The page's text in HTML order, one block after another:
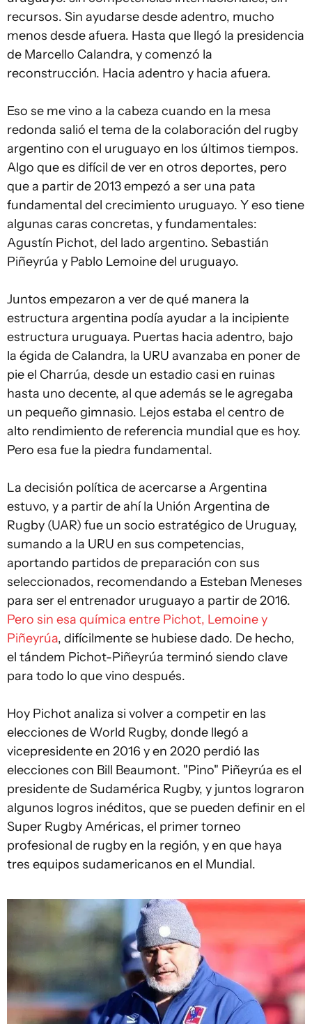
recursos. Sin ayudarse desde adentro, mucho
menos desde afuera. Hasta que llegó la presidencia
de Marcello Calandra, y comenzó la
reconstrucción. Hacia adentro y hacia afuera.
Eso se me vino a la cabeza cuando en la mesa
redonda salió el tema de la colaboración del rugby
argentino con el uruguayo en los últimos tiempos.
Algo que es difícil de ver en otros deportes, pero
que a partir de 2013 empezó a ser una pata
fundamental del crecimiento uruguayo. Y eso tiene
algunas caras concretas, y fundamentales:
Agustín Pichot, del lado argentino. Sebastián
Piñeyrúa y Pablo Lemoine del uruguayo.
Juntos empezaron a ver de qué manera la
estructura argentina podía ayudar a la incipiente
estructura uruguaya. Puertas hacia adentro, bajo
la égida de Calandra, la URU avanzaba en poner de
pie el Charrúa, desde un estadio casi en ruinas
hasta uno decente, al que además se le agregaba
un pequeño gimnasio. Lejos estaba el centro de
alto rendimiento de referencia mundial que es hoy.
Pero esa fue la piedra fundamental.
La decisión política de acercarse a Argentina
estuvo, y a partir de ahí la Unión Argentina de
Rugby (UAR) fue un socio estratégico de Uruguay,
sumando a la URU en sus competencias,
aportando partidos de preparación con sus
seleccionados, recomendando a Esteban Meneses
para ser el entrenador uruguayo a partir de 2016.
Pero sin esa química entre Pichot, Lemoine y
Piñeyrúa, difícilmente se hubiese dado. De hecho,
el tándem Pichot-Piñeyrúa terminó siendo clave
para todo lo que vino después.
Hoy Pichot analiza si volver a competir en las
elecciones de World Rugby, donde llegó a
vicepresidente en 2016 y en 2020 perdió las
elecciones con Bill Beaumont. "Pino" Piñeyrúa es el
presidente de Sudamérica Rugby, y juntos lograron
algunos logros inéditos, que se pueden definir en el
Super Rugby Américas, el primer torneo
profesional de rugby en la región, y en que haya
tres equipos sudamericanos en el Mundial.